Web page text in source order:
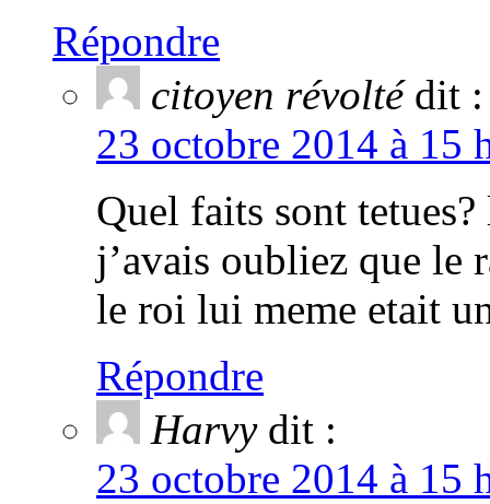
Répondre
citoyen révolté dit :
23 octobre 2014 à 15
Quel faits sont
j’avais oubliez que le
le roi lui meme etait
Répondre
Harvy dit :
23 octobre 2014 à 15